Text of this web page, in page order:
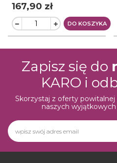
167,90 zł
DO KOSZYKA
Zapisz się do
KARO i
Skorzystaj z oferty powitalnej
naszych